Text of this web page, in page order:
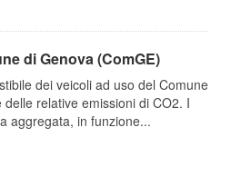
di Genova (ComGE)
dei veicoli ad uso del Comune
relative emissioni di CO2. I
aggregata, in funzione...